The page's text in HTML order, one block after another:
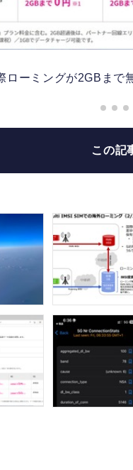
ローミングが2GBまで
この記